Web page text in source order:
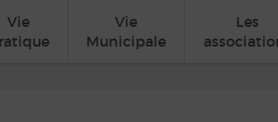
Vie
Vie
Municipale
Les